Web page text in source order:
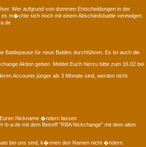
Wer aufgrund von dummen Entscheidungen in der
m�chte sich noch mit einem Abschiedsbattle verewigen.
Battlepause für neue Battles durchführen. Es ist auch die
Aktion geben. Meldet Euch hierzu bitte zum 16.02 bei
Accounts jünger als 3 Monate sind, werden nicht
Nickname �ndern lassen
b-a.de mit dem Betreff "RBA Nickchange" mit dem alten
bei uns sind, k�nnen den Namen nicht �ndern.